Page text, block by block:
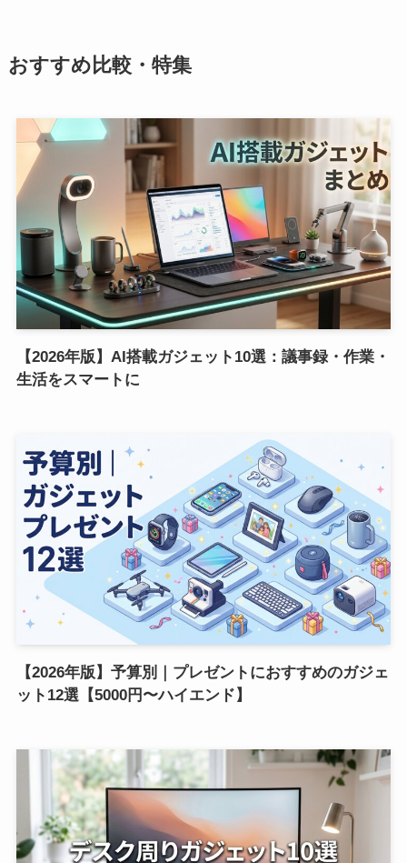
おすすめ比較・特集
【2026年版】AI搭載ガジェット10選：議事録・作業・
生活をスマートに
【2026年版】予算別｜プレゼントにおすすめのガジェ
ット12選【5000円〜ハイエンド】